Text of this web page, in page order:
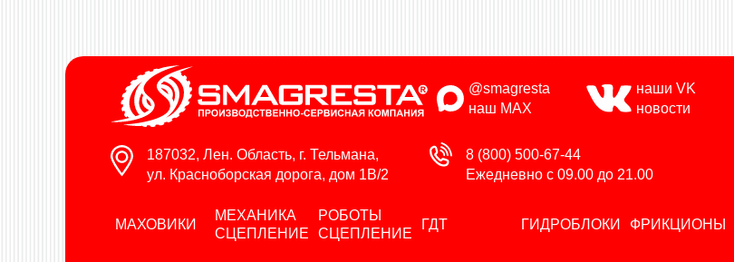
@smagresta
наш MAX
наши VK
новости
187032, Лен. Область, г. Тельмана,
ул. Красноборская дорога, дом 1В/2
8 (800) 500-67-44
Ежедневно с 09.00 до 21.00
МАХОВИКИ
МЕХАНИКА
СЦЕПЛЕНИЕ
РОБОТЫ
СЦЕПЛЕНИЕ
ГДТ ГИДРОБЛОКИ ФРИКЦИОНЫ